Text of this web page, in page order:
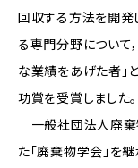
回収する方法を開発
る専門分野について
な業績をあげた者」
功賞を受賞しました。
一般社団法人廃棄
た「廃棄物学会」を